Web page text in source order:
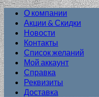
О компании
Акции & Скидки
Новости
Контакты
Список желаний
Мой аккаунт
Справка
Реквизиты
Доставка